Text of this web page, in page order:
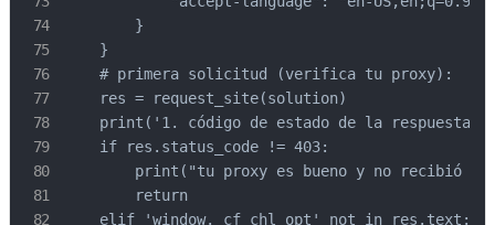
        }
    }
    # primera solicitud (verifica tu proxy):
    res = request_site(solution)
print('1. código de estado de la
    if res.status_code != 403:
print("tu proxy es bueno y no recibió
        return
    elif 'window._cf_chl_opt' not in res.text: